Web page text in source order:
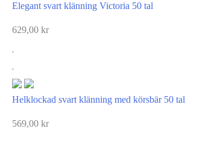
Elegant svart klänning Victoria 50 tal
629,00 kr
Helklockad svart klänning med körsbär 50 tal
569,00 kr